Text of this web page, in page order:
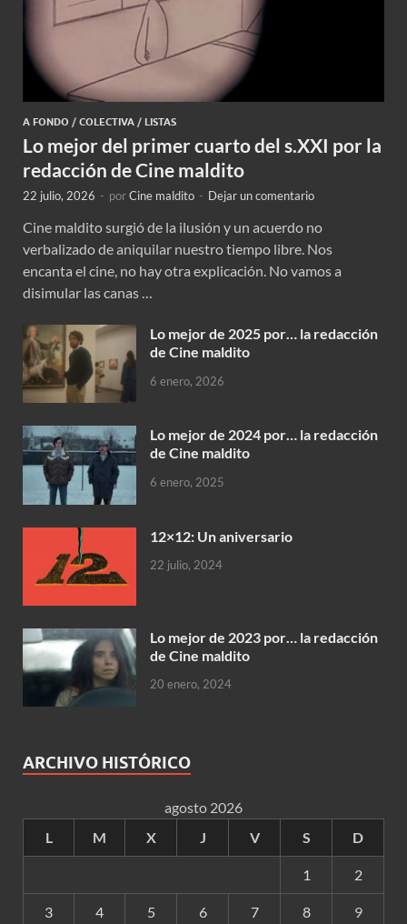
A FONDO / COLECTIVA / LISTAS
Lo mejor del primer cuarto del s.XXI por la
redacción de Cine maldito
22 julio, 2026 - porCine maldito - Dejar un comentario
Cine maldito surgió de la ilusión y un acuerdo no
verbalizado de aniquilar nuestro tiempo libre. Nos
encanta el cine, no hay otra explicación. No vamos a
disimular las canas …
Lo mejor de 2025 por… la redacción
de Cine maldito
6 enero, 2026
Lo mejor de 2024 por… la redacción
de Cine maldito
6 enero, 2025
12×12: Un aniversario
22 julio, 2024
Lo mejor de 2023 por… la redacción
de Cine maldito
20 enero, 2024
ARCHIVO HISTÓRICO
agosto 2026
L
M X J V S D
1 2
3 4 5 6 7 8 9